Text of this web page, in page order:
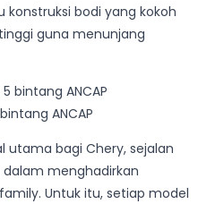
konstruksi bodi yang kokoh
guna menunjang
ANCAP
utama bagi Chery, sejalan
menghadirkan
Untuk itu, setiap model